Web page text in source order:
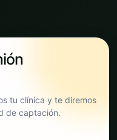
tu clínica y te diremos
de captación.